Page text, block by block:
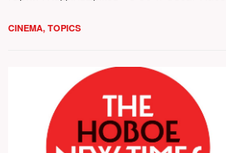
CINEMA, TOPICS